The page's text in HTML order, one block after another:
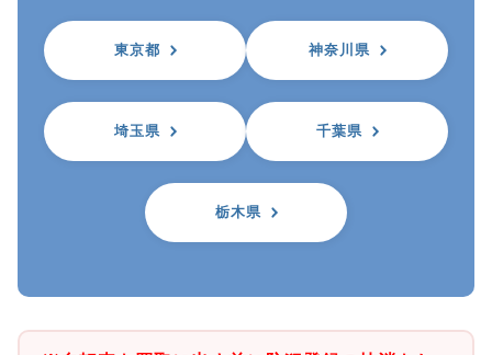
東京都 神奈川県
埼玉県 千葉県
栃木県